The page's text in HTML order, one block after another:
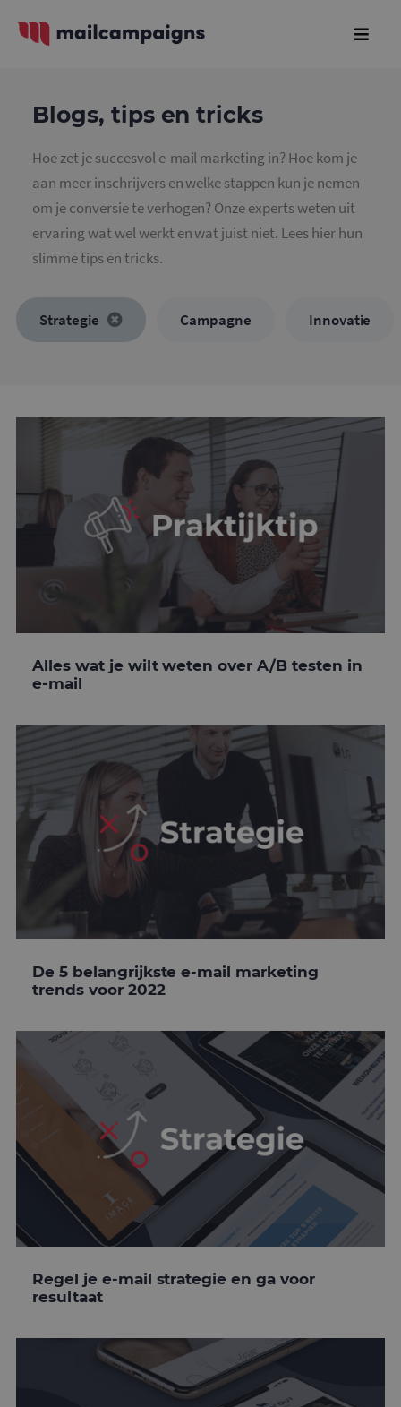
Blogs, tips en tricks
Hoe zet je succesvol e-mail marketing in? Hoe kom je
aan meer inschrijvers en welke stappen kun je nemen
om je conversie te verhogen? Onze experts weten uit
ervaring wat wel werkt en wat juist niet. Lees hier hun
slimme tips en tricks.
Strategie Campagne Innovatie
Alles wat je wilt weten over A/B testen in
e-mail
De 5 belangrijkste e-mail marketing
trends voor 2022
Regel je e-mail strategie en ga voor
resultaat